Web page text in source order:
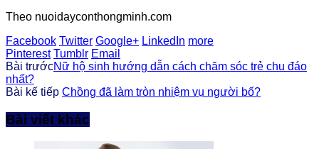
Theo nuoidayconthongminh.com
Facebook Twitter Google+ LinkedIn more
Pinterest Tumblr Email
Bài trướcNữ hộ sinh hướng dẫn cách chăm sóc trẻ chu đáo
nhất?
Bài kế tiếp Chồng đã làm tròn nhiệm vụ người bố?
Bài viết khác